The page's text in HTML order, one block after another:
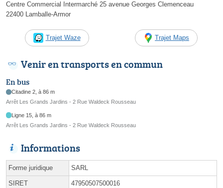
Centre Commercial Intermarché 25 avenue Georges Clemenceau
22400 Lamballe-Armor
Trajet Waze Trajet Maps
Venir en transports en commun
En bus
Citadine 2, à 86 m
Arrêt Les Grands Jardins - 2 Rue Waldeck Rousseau
Ligne 15, à 86 m
Arrêt Les Grands Jardins - 2 Rue Waldeck Rousseau
Informations
Forme juridique SARL
SIRET 47950507500016